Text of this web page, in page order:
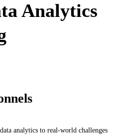
Analytics
analytics to real-world challenges